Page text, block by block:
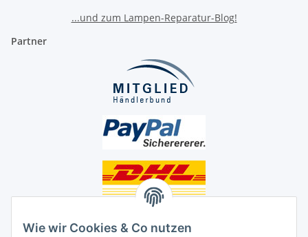
Wie wir Cookies & Co nutzen
...und zum Lampen-Reparatur-Blog!
Partner